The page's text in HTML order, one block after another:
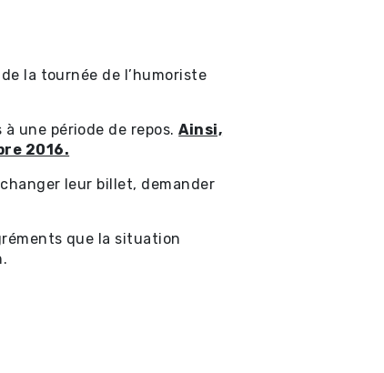
la tournée de l’humoriste
à une période de repos.Ainsi,
2016.
leur billet, demander
que la situation